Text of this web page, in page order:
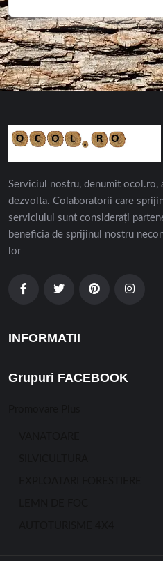
Serviciul nostru, denumit ocol.ro,
dezvolta. Colaboratorii care
serviciului sunt considerați
beneficia de sprijinul nostru
lor
INFORMATII
Grupuri FACEBOOK